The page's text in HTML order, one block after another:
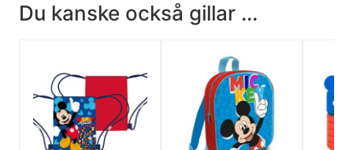
Du kanske också gillar ...